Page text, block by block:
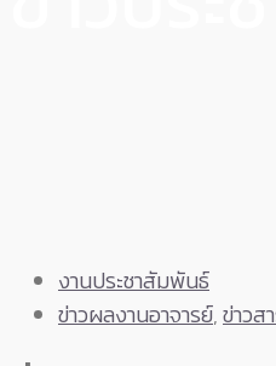
งานประชาสัมพันธ์
ข่าวผลงานอาจารย์,ข่าวส